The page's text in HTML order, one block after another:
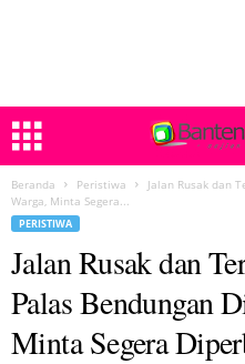
Beranda Peristiwa
Jalan Rusak dan
Warga, Minta Segera...
PERISTIWA
Jalan Rusak dan
Palas Bendungan
Minta Segera